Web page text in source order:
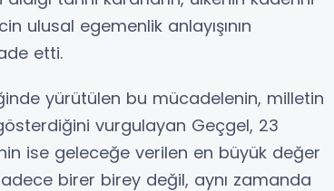
ulusal egemenlik anlayışının
etti.
yürütülen bu mücadelenin, milletin
vurgulayan Geçgel, 23
ise geleceğe verilen en büyük değer
birer birey değil, aynı zamanda